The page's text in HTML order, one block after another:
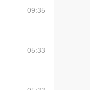
09:35
05:33